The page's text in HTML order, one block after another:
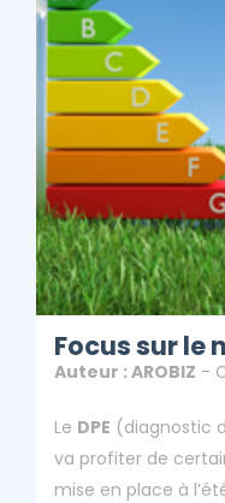
Focus sur le
Auteur : AROBIZ -
Le DPE (diagnostic
va profiter de
mise en place à